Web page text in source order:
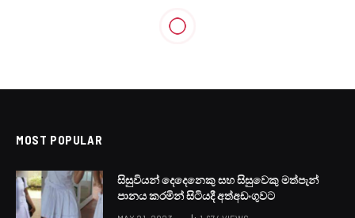
මහින්දානන්ද – ගුණතිලක වලිය
කාර්යාලයට
BYLANKA24X7 JUNE 6, 2024 NO COMMENTS 1 MIN READ